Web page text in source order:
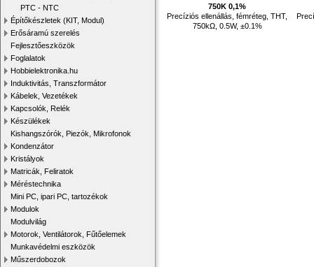
PTC - NTC
Építőkészletek (KIT, Modul)
Erősáramú szerelés
Fejlesztőeszközök
Foglalatok
Hobbielektronika.hu
Induktivitás, Transzformátor
Kábelek, Vezetékek
Kapcsolók, Relék
Készülékek
Kishangszórók, Piezók, Mikrofonok
Kondenzátor
Kristályok
Matricák, Feliratok
Méréstechnika
Mini PC, ipari PC, tartozékok
Modulok
Modulvilág
Motorok, Ventilátorok, Fűtőelemek
Munkavédelmi eszközök
Műszerdobozok
750K 0,1%
Precíziós ellenállás, fémréteg, THT,
750kΩ, 0.5W, ±0.1%